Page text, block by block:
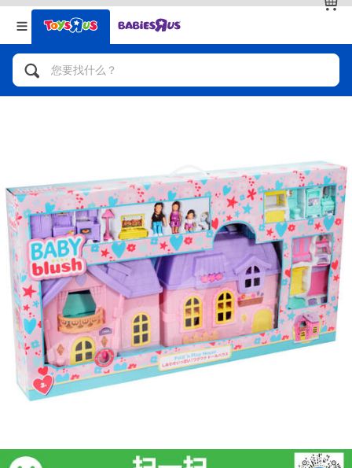
返回
分类目录
人气英雄，角色扮演，射击玩具
拼砌组合及乐高LEGO
玩具车，货车，火车及遥控系列
手工艺，文具，蜡笔，泥胶，画板
娃娃，芭比，收藏公仔
电子玩具
益智学习玩具
返回
品牌
查看全部